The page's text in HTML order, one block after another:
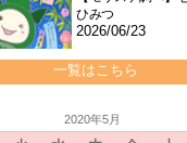
ひみつ
2026/06/23
一覧はこちら
2020年5月